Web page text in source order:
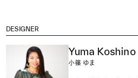
DESIGNER
Yuma Koshino
小篠 ゆま